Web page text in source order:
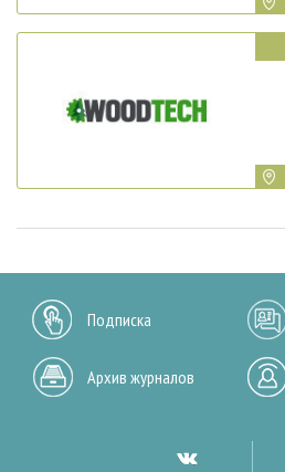
Подписка
Архив журналов